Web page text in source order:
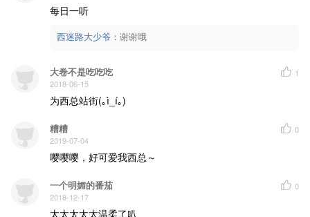
每日一听
西迷路大少爷 ： 谢谢哦
大卷不是吃吃吃
2018-06-15
1
为西总站街(｡ì_í｡)
糟糟
2019-07-04
0
嘤嘤嘤，好可爱我西总～
一个明媚的番茄
2018-12-17
0
太太太太太温柔了叭